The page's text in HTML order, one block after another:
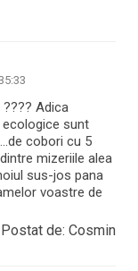
Adica
ecologice sunt
cobori cu 5
mizeriile alea
sus-jos pana
voastre de
Postat de: Cosmin